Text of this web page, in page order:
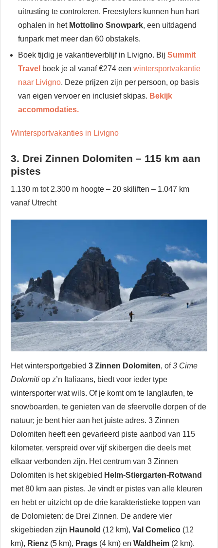
uitrusting te controleren. Freestylers kunnen hun hart
ophalen in het Mottolino Snowpark, een uitdagend
funpark met meer dan 60 obstakels.
Boek tijdig je vakantieverblijf in Livigno. BijSummit
Travel boek je al vanaf €274 eenwintersportvakantie
naar Livigno. Deze prijzen zijn per persoon, op basis
van eigen vervoer en inclusief skipas. Bekijk
accommodaties.
Wintersportvakanties in Livigno
3. Drei Zinnen Dolomiten – 115 km aan
pistes
1.130 m tot 2.300 m hoogte – 20 skiliften – 1.047 km
vanaf Utrecht
Het wintersportgebied 3 Zinnen Dolomiten, of3 Cime
Dolomitiop z’n Italiaans, biedt voor ieder type
wintersporter wat wils. Of je komt om te langlaufen, te
snowboarden, te genieten van de sfeervolle dorpen of de
natuur; je bent hier aan het juiste adres. 3 Zinnen
Dolomiten heeft een gevarieerd piste aanbod van 115
kilometer, verspreid over vijf skibergen die deels met
elkaar verbonden zijn. Het centrum van 3 Zinnen
Dolomiten is het skigebied Helm-Stiergarten-Rotwand
met 80 km aan pistes. Je vindt er pistes van alle kleuren
en hebt er uitzicht op de drie karakteristieke toppen van
de Dolomieten: de Drei Zinnen. De andere vier
skigebieden zijn Haunold (12 km),Val Comelico (12
km), Rienz (5 km), Prags (4 km) enWaldheim (2 km).